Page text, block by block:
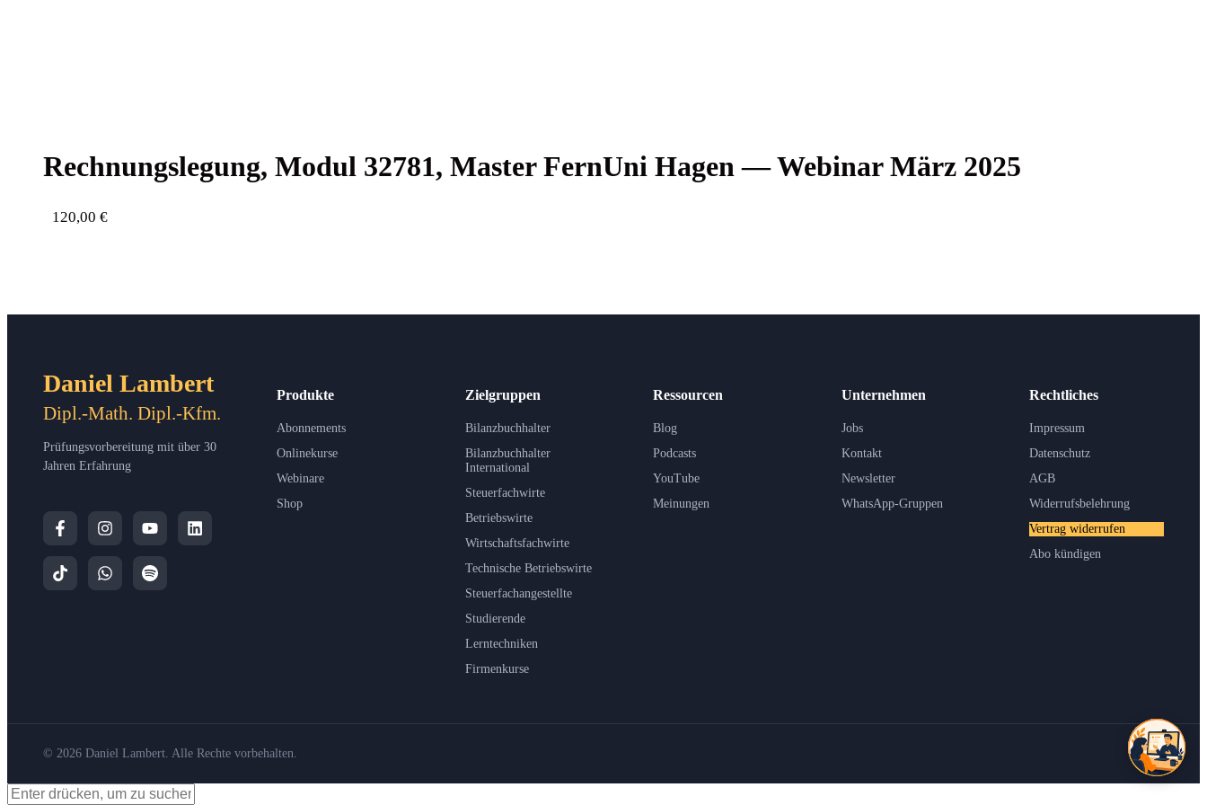
Rech­nungs­le­gung, Modul 32781, Mas­ter Fern­Uni Hagen — Web­i­nar März 2025
120,00 €
Daniel Lambert
Dipl.-Math. Dipl.-Kfm.
Prüfungsvorbereitung mit über 30
Jahren Erfahrung
Produkte
Abonnements
Onlinekurse
Webinare
Shop
Zielgruppen
Bilanzbuchhalter
Bilanzbuchhalter
International
Steuerfachwirte
Betriebswirte
Wirtschaftsfachwirte
Technische Betriebswirte
Steuerfachangestellte
Studierende
Lerntechniken
Firmenkurse
Ressourcen
Blog
Podcasts
YouTube
Meinungen
Unternehmen
Jobs
Kontakt
Newsletter
WhatsApp-Gruppen
Rechtliches
Impressum
Datenschutz
AGB
Widerrufsbelehrung
Vertrag widerrufen
Abo kündigen
© 2026 Daniel Lambert. Alle Rechte vorbehalten.